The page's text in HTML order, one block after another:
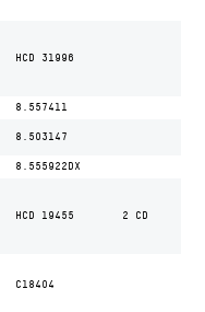
HCD 31996
8.557411
8.503147
8.555922DX
HCD 19455 2 CD
C18404